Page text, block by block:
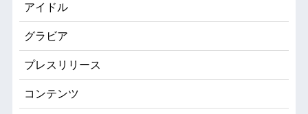
アイドル
グラビア
プレスリリース
コンテンツ